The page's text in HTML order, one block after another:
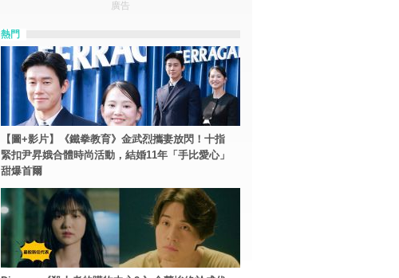
廣告
熱門
【圖+影片】《鐵拳教育》金武烈攜妻放閃！十指
緊扣尹昇娥合體時尚活動，結婚11年「手比愛心」
甜爆首爾